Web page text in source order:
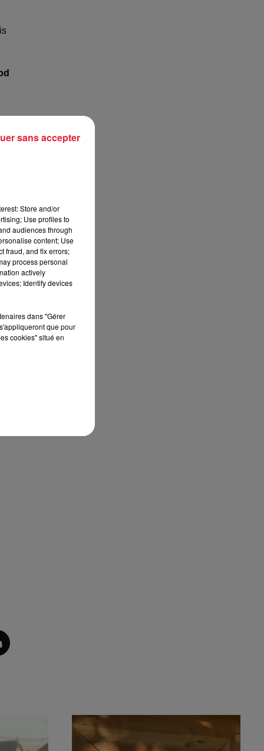
Store and/or
Use profiles to
audiences through
content; Use
fraud, and fix errors;
process personal
actively
Identify devices
dans "Gérer
que pour
cookies" situé en
sans accepter